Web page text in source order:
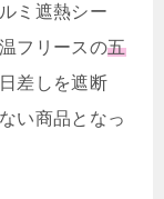
ミ遮熱シー
フリースの五
差しを遮断
い商品となっ